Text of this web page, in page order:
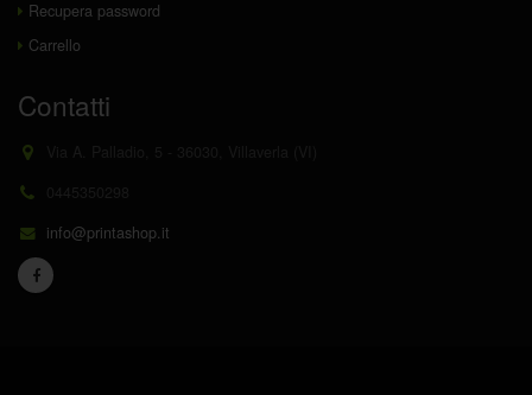
Recupera password
Carrello
Contatti
info@printashop.it